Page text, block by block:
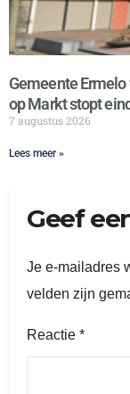
Gemeente
op Markt stopt
7 augustus 2026
Lees meer »
Geef
Je e-mailadres
velden zijn
Reactie *